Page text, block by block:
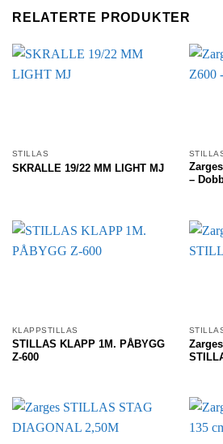
RELATERTE PRODUKTER
STILLAS
SKRALLE 19/22 MM LIGHT MJ
–
KLAPPSTILLAS
STILLAS KLAPP 1M. PÅBYGG
Z-600